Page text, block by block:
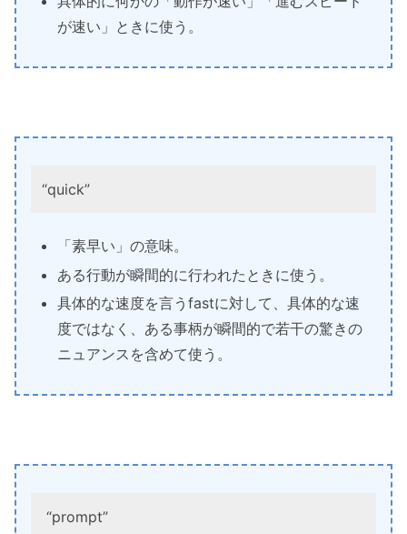
が速い」ときに使う。
“quick”
「素早い」の意味。
ある行動が瞬間的に行われたときに使う。
具体的な速度を言うfastに対して、具体的な速
度ではなく、ある事柄が瞬間的で若干の驚きの
ニュアンスを含めて使う。
“prompt”